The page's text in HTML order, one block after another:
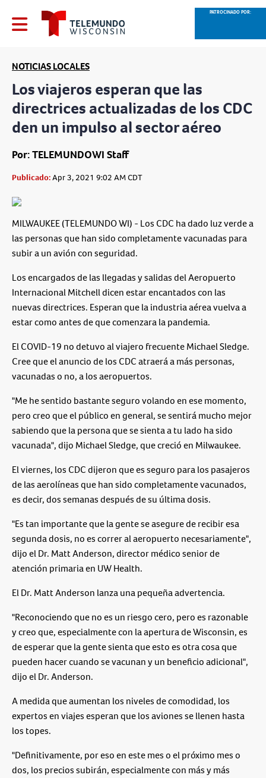
PATROCINADO POR:
NOTICIAS LOCALES
Los viajeros esperan que las
directrices actualizadas de los CDC
den un impulso al sector aéreo
Por: TELEMUNDOWI Staff
Publicado:Apr 3, 2021 9:02 AM CDT
MILWAUKEE (TELEMUNDO WI) - Los CDC ha dado luz verde a
las personas que han sido completamente vacunadas para
subir a un avión con seguridad.
Los encargados de las llegadas y salidas del Aeropuerto
Internacional Mitchell dicen estar encantados con las
nuevas directrices. Esperan que la industria aérea vuelva a
estar como antes de que comenzara la pandemia.
El COVID-19 no detuvo al viajero frecuente Michael Sledge.
Cree que el anuncio de los CDC atraerá a más personas,
vacunadas o no, a los aeropuertos.
"Me he sentido bastante seguro volando en ese momento,
pero creo que el público en general, se sentirá mucho mejor
sabiendo que la persona que se sienta a tu lado ha sido
vacunada", dijo Michael Sledge, que creció en Milwaukee.
El viernes, los CDC dijeron que es seguro para los pasajeros
de las aerolíneas que han sido completamente vacunados,
es decir, dos semanas después de su última dosis.
"Es tan importante que la gente se asegure de recibir esa
segunda dosis, no es correr al aeropuerto necesariamente",
dijo el Dr. Matt Anderson, director médico senior de
atención primaria en UW Health.
El Dr. Matt Anderson lanza una pequeña advertencia.
"Reconociendo que no es un riesgo cero, pero es razonable
y creo que, especialmente con la apertura de Wisconsin, es
de esperar que la gente sienta que esto es otra cosa que
pueden hacer cuando se vacunan y un beneficio adicional",
dijo el Dr. Anderson.
A medida que aumentan los niveles de comodidad, los
expertos en viajes esperan que los aviones se llenen hasta
los topes.
"Definitivamente, por eso en este mes o el próximo mes o
dos, los precios subirán, especialmente con más y más